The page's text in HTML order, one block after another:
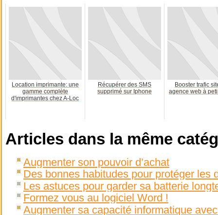
Location imprimante: une
gamme complète
d'imprimantes chez A-Loc
Récupérer des SMS
supprimé sur Iphone
Booster trafic
agence web à
Articles dans la même
Augmenter son pouvoir d’achat
Des bonnes habitudes pour protéger les
Les astuces pour garder sa batterie
Formez vous au logiciel Word !
Augmenter sa capacité informatique